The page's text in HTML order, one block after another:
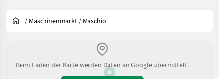
/ Maschinenmarkt / Maschio
Beim Laden der Karte werden Daten an Google übermittelt.